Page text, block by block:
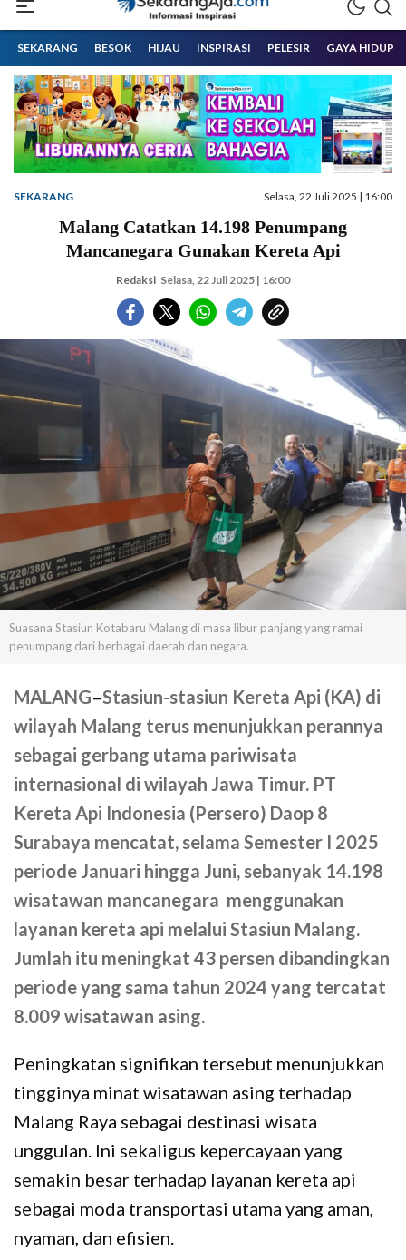
Sekarangaja
Informasi Inspirasi Malang Raya
SEKARANG BESOK HIJAU INSPIRASI PELESIR GAYA HIDUP
SEKARANG Selasa, 22 Juli 2025 | 16:00
Malang Catatkan 14.198 Penumpang
Mancanegara Gunakan Kereta Api
Redaksi Selasa, 22 Juli 2025 | 16:00
Suasana Stasiun Kotabaru Malang di masa libur panjang yang ramai
penumpang dari berbagai daerah dan negara.
MALANG–Stasiun-stasiun Kereta Api (KA) di
wilayah Malang terus menunjukkan perannya
sebagai gerbang utama pariwisata
internasional di wilayah Jawa Timur. PT
Kereta Api Indonesia (Persero) Daop 8
Surabaya mencatat, selama Semester I 2025
periode Januari hingga Juni, sebanyak 14.198
wisatawan mancanegara menggunakan
layanan kereta api melalui Stasiun Malang.
Jumlah itu meningkat 43 persen dibandingkan
periode yang sama tahun 2024 yang tercatat
8.009 wisatawan asing.
Peningkatan signifikan tersebut menunjukkan
tingginya minat wisatawan asing terhadap
Malang Raya sebagai destinasi wisata
unggulan. Ini sekaligus kepercayaan yang
semakin besar terhadap layanan kereta api
sebagai moda transportasi utama yang aman,
nyaman, dan efisien.